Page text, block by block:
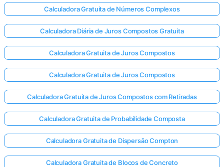
Calculadora Gratuita de Números Complexos
Calculadora Diária de Juros Compostos Gratuita
Calculadora Gratuita de Juros Compostos
Calculadora Gratuita de Juros Compostos
Calculadora Gratuita de Juros Compostos com Retiradas
Calculadora Gratuita de Probabilidade Composta
Calculadora Gratuita de Dispersão Compton
Calculadora Gratuita de Blocos de Concreto